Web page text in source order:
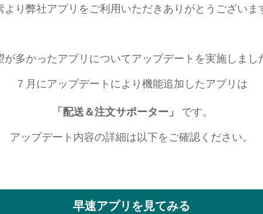
より弊社アプリをご利用いただきありがとうございま
が多かったアプリについてアップデートを実施しまし
７月にアップデートにより機能追加したアプリは
「配送＆注文サポーター」
です。
アップデート内容の詳細は以下をご確認ください。
早速アプリを見てみる